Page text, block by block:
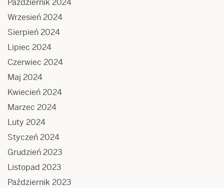
Październik 2024
Wrzesień 2024
Sierpień 2024
Lipiec 2024
Czerwiec 2024
Maj 2024
Kwiecień 2024
Marzec 2024
Luty 2024
Styczeń 2024
Grudzień 2023
Listopad 2023
Październik 2023